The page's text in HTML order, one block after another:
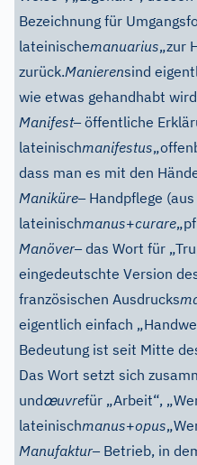
Bezeichnung für
lateinischemanuarius„zur
zurück.Manierensind
wie etwas gehandhabt
Manifest– öffentliche
lateinischmanifestus
dass man es mit den
Maniküre– Handpflege (aus
lateinischmanus+curare
Manöver– das Wort für
eingedeutschte Version
französischen Ausdrucks
eigentlich einfach
Bedeutung ist seit Mitte
Das Wort setzt sich
undœuvrefür „Arbeit“,
lateinischmanus+opus
Manufaktur– Betrieb, in